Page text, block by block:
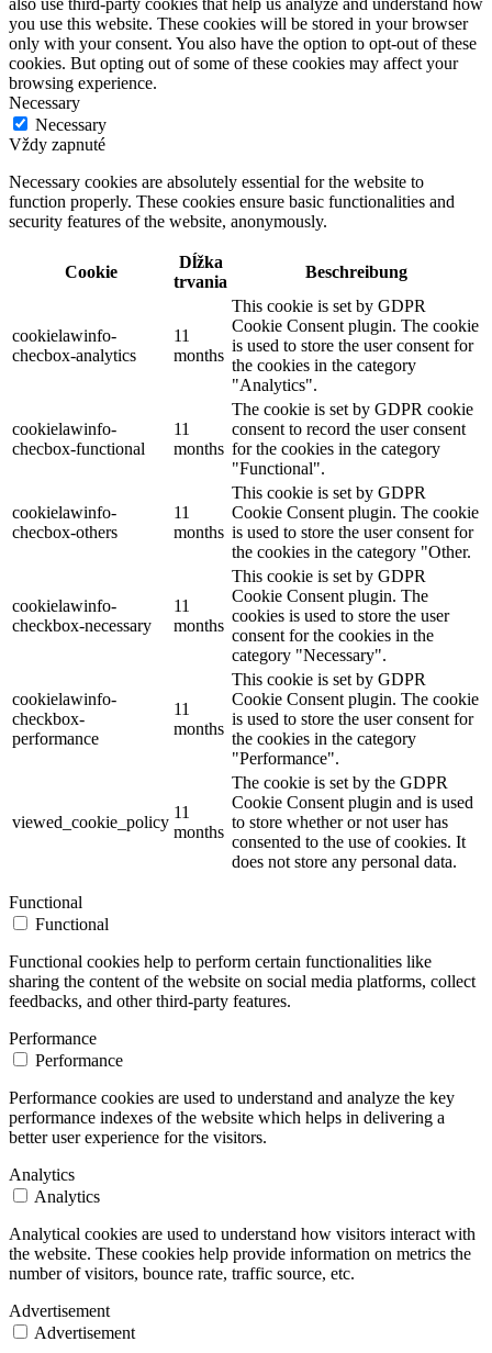
also use third-party cookies that help us analyze and understand how
you use this website. These cookies will be stored in your browser
only with your consent. You also have the option to opt-out of these
cookies. But opting out of some of these cookies may affect your
browsing experience.
Necessary
Necessary
Vždy zapnuté
Necessary cookies are absolutely essential for the website to
function properly. These cookies ensure basic functionalities and
security features of the website, anonymously.
Cookie
Dĺžka
trvania
Beschreibung
cookielawinfo-
checbox-analytics
11
months
This cookie is set by GDPR
Cookie Consent plugin. The cookie
is used to store the user consent for
the cookies in the category
"Analytics".
cookielawinfo-
checbox-functional
11
months
The cookie is set by GDPR cookie
consent to record the user consent
for the cookies in the category
"Functional".
cookielawinfo-
checbox-others
11
months
This cookie is set by GDPR
Cookie Consent plugin. The cookie
is used to store the user consent for
the cookies in the category "Other.
cookielawinfo-
checkbox-necessary
11
months
This cookie is set by GDPR
Cookie Consent plugin. The
cookies is used to store the user
consent for the cookies in the
category "Necessary".
cookielawinfo-
checkbox-
performance
11
months
This cookie is set by GDPR
Cookie Consent plugin. The cookie
is used to store the user consent for
the cookies in the category
"Performance".
viewed_cookie_policy
11
months
The cookie is set by the GDPR
Cookie Consent plugin and is used
to store whether or not user has
consented to the use of cookies. It
does not store any personal data.
Functional
Functional
Functional cookies help to perform certain functionalities like
sharing the content of the website on social media platforms, collect
feedbacks, and other third-party features.
Performance
Performance
Performance cookies are used to understand and analyze the key
performance indexes of the website which helps in delivering a
better user experience for the visitors.
Analytics
Analytics
Analytical cookies are used to understand how visitors interact with
the website. These cookies help provide information on metrics the
number of visitors, bounce rate, traffic source, etc.
Advertisement
Advertisement